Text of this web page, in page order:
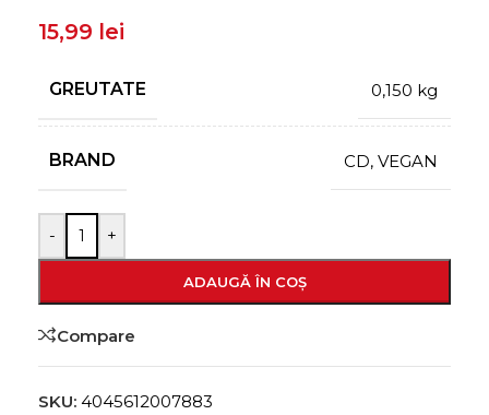
15,99 lei
GREUTATE 0,150 kg
BRAND CD, VEGAN
- +
ADAUGĂ ÎN COȘ
Compare
SKU: 4045612007883